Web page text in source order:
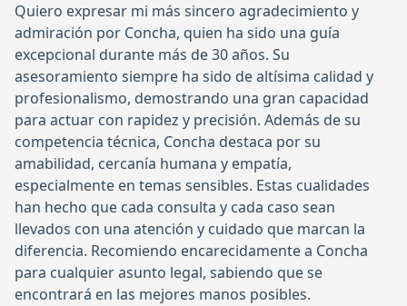
Quiero expresar mi más sincero agradecimiento y
admiración por Concha, quien ha sido una guía
excepcional durante más de 30 años. Su
asesoramiento siempre ha sido de altísima calidad y
profesionalismo, demostrando una gran capacidad
para actuar con rapidez y precisión. Además de su
competencia técnica, Concha destaca por su
amabilidad, cercanía humana y empatía,
especialmente en temas sensibles. Estas cualidades
han hecho que cada consulta y cada caso sean
llevados con una atención y cuidado que marcan la
diferencia. Recomiendo encarecidamente a Concha
para cualquier asunto legal, sabiendo que se
encontrará en las mejores manos posibles.